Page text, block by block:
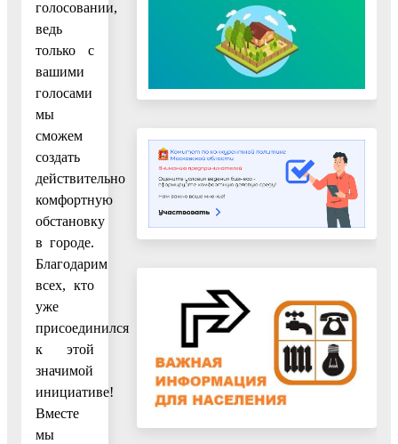
голосовании,
ведь
только с
вашими
голосами
мы
сможем
создать
действительно
комфортную
обстановку
в городе.
Благодарим
всех, кто
уже
присоединился
к этой
значимой
инициативе!
Вместе
мы